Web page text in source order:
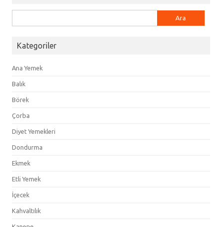
Kategoriler
Ana Yemek
Balık
Börek
Çorba
Diyet Yemekleri
Dondurma
Ekmek
Etli Yemek
İçecek
Kahvaltılık